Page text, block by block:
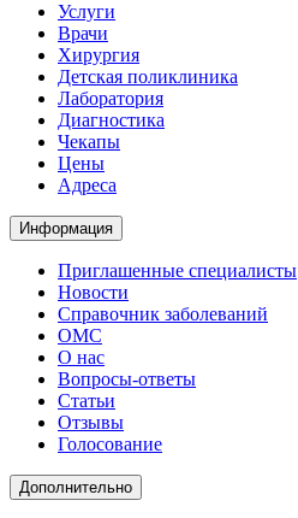
Услуги
Врачи
Хирургия
Детская поликлиника
Лаборатория
Диагностика
Чекапы
Цены
Адреса
Информация
Приглашенные специалисты
Новости
Справочник заболеваний
ОМС
О нас
Вопросы-ответы
Статьи
Отзывы
Голосование
Дополнительно